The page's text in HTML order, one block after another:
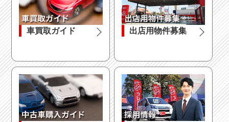
車買取ガイド 出店用物件募集